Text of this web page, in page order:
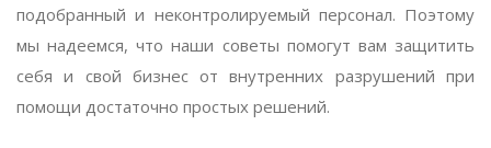
подобранный и неконтролируемый персонал. Поэтому
мы надеемся, что наши советы помогут вам защитить
себя и свой бизнес от внутренних разрушений при
помощи достаточно простых решений.